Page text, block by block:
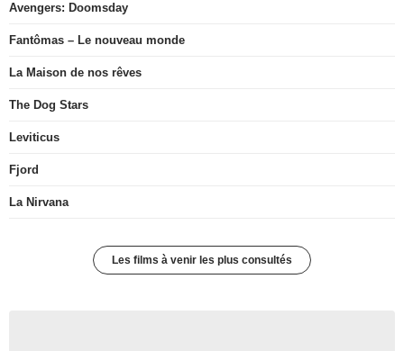
Avengers: Doomsday
Fantômas – Le nouveau monde
La Maison de nos rêves
The Dog Stars
Leviticus
Fjord
La Nirvana
Les films à venir les plus consultés